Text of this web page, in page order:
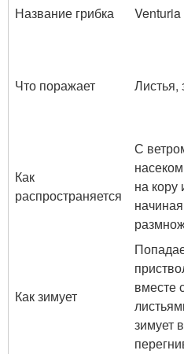
Название грибка
Что поражает Листья,
Как
распространяется
С
на кору
Как зимует
вместе
зимует в